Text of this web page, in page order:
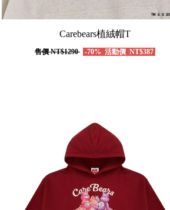
Carebears植絨帽T
售價NT$1290 -70% 活動價 NT$387